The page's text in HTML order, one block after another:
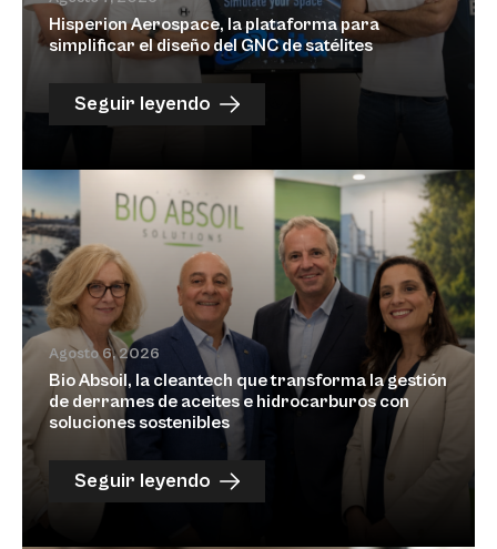
Hisperion Aerospace, la plataforma para
simplificar el diseño del GNC de satélites
Seguir leyendo
Agosto 6, 2026
Bio Absoil, la cleantech que transforma la gestión
de derrames de aceites e hidrocarburos con
soluciones sostenibles
Seguir leyendo